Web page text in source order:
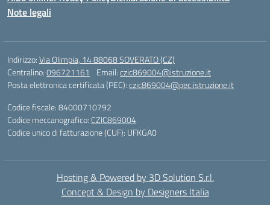
Note legali
Indirizzo:Via Olimpia, 14 88068 SOVERATO (CZ)
Centralino:096721161 Email:czic869004@istruzione.it
Posta elettronica certificata (PEC):czic869004@pec.istruzione.it
Codice fiscale: 84000710792
Codice meccanografico: CZIC869004
Codice unico di fatturazione (CUF): UFKGA0
Hosting & Powered by 3D Solution S.r.l.
Concept & Design by Designers Italia